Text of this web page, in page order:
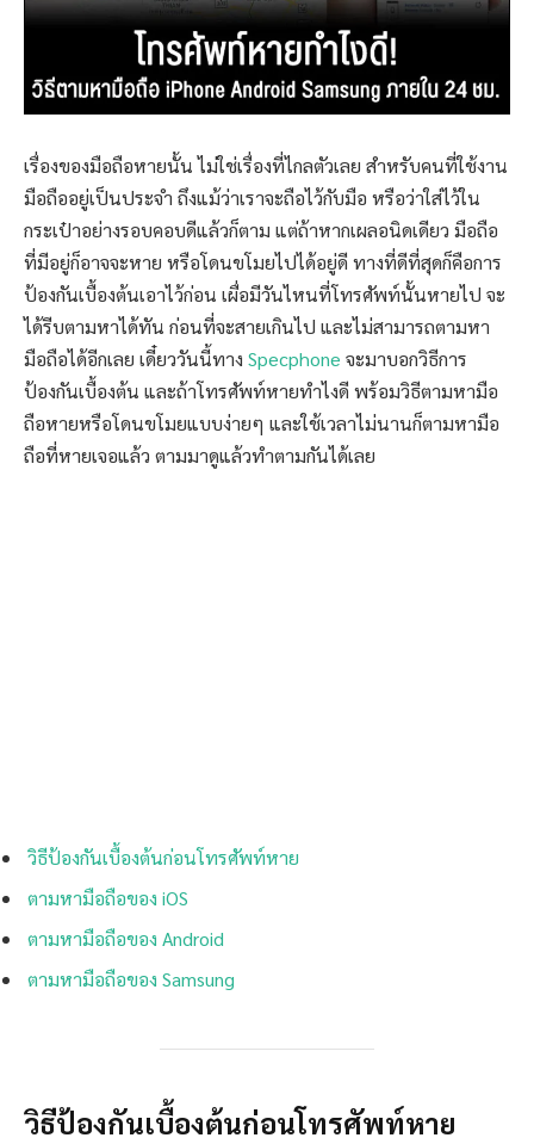
เรื่องของมือถือหายนั้น ไม่ใช่เรื่องที่ไกลตัวเลย สำหรับคนที่ใช้งาน
มือถืออยู่เป็นประจำ ถึงแม้ว่าเราจะถือไว้กับมือ หรือว่าใส่ไว้ใน
กระเป๋าอย่างรอบคอบดีแล้วก็ตาม แต่ถ้าหากเผลอนิดเดียว มือถือ
ที่มีอยู่ก็อาจจะหาย หรือโดนขโมยไปได้อยู่ดี ทางที่ดีที่สุดก็คือการ
ป้องกันเบื้องต้นเอาไว้ก่อน เผื่อมีวันไหนที่โทรศัพท์นั้นหายไป จะ
ได้รีบตามหาได้ทัน ก่อนที่จะสายเกินไป และไม่สามารถตามหา
มือถือได้อีกเลย เดี๋ยววันนี้ทาง Specphone จะมาบอกวิธีการ
ป้องกันเบื้องต้น และถ้าโทรศัพท์หายทำไงดี พร้อมวิธีตามหามือ
ถือหายหรือโดนขโมยแบบง่ายๆ และใช้เวลาไม่นานก็ตามหามือ
ถือที่หายเจอแล้ว ตามมาดูแล้วทำตามกันได้เลย
วิธีป้องกันเบื้องต้นก่อนโทรศัพท์หาย
ตามหามือถือของ iOS
ตามหามือถือของ Android
ตามหามือถือของ Samsung
วิธีป้องกันเบื้องต้นก่อนโทรศัพท์หาย